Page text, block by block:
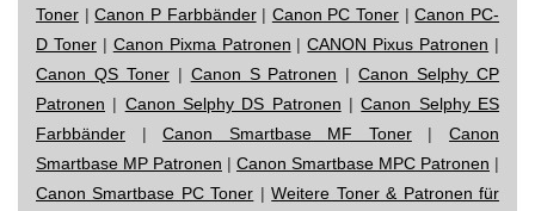
Toner |Canon P Farbbänder| Canon PC Toner |Canon PC-
D Toner| Canon Pixma Patronen |CANON Pixus Patronen |
Canon QS Toner| Canon S Patronen |Canon Selphy CP
Patronen | Canon Selphy DS Patronen |Canon Selphy ES
Farbbänder |Canon Smartbase MF Toner|Canon
Smartbase MP Patronen | Canon Smartbase MPC Patronen |
Canon Smartbase PC Toner |Weitere Toner & Patronen für